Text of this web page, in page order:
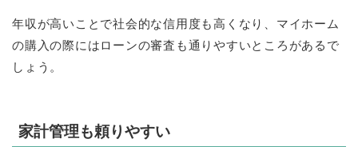
年収が高いことで社会的な信用度も高くなり、マイホーム
の購入の際にはローンの審査も通りやすいところがあるで
しょう。
家計管理も頼りやすい